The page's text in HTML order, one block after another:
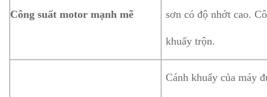
Công suất motor mạnh mẽ sơn có độ nhớt cao.
khuấy trộn.
Cánh khuấy của máy